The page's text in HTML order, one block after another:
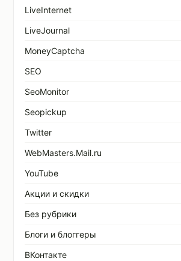
LiveInternet
LiveJournal
MoneyCaptcha
SEO
SeoMonitor
Seopickup
Twitter
WebMasters.Mail.ru
YouTube
Акции и скидки
Без рубрики
Блоги и блоггеры
ВКонтакте